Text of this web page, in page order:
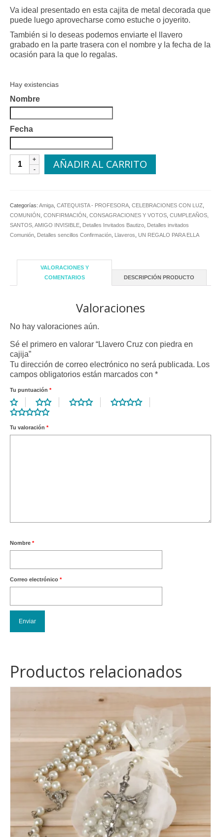
Va ideal presentado en esta cajita de metal decorada que
puede luego aprovecharse como estuche o joyerito.
También si lo deseas podemos enviarte el llavero
grabado en la parte trasera con el nombre y la fecha de la
ocasión para la que lo regalas.
Hay existencias
Nombre
Fecha
Llavero
Cruz
cajija
cantidad
AÑADIR AL CARRITO
Categorías: Amiga CATEQUISTA - PROFESORA CELEBRACIONES CON LUZ
COMUNIÓN CONFIRMACIÓN CONSAGRACIONES Y VOTOS CUMPLEAÑOS,
SANTOS, AMIGO INVISIBLE Detalles Invitados Bautizo Detalles invitados
Comunión Detalles sencillos Confirmación Llaveros UN REGALO PARA ELLA
VALORACIONES Y
COMENTARIOS
DESCRIPCIÓN PRODUCTO
Valoraciones
No hay valoraciones aún.
Sé el primero en valorar “Llavero Cruz con piedra en
cajija”
Tu dirección de correo electrónico no será publicada. Los
campos obligatorios están marcados con *
Tu puntuación *
Tu valoración *
Nombre *
Correo electrónico *
Productos relacionados